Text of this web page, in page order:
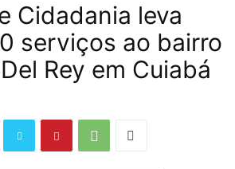
Cidadania leva
serviços ao bairro
Rey em Cuiabá